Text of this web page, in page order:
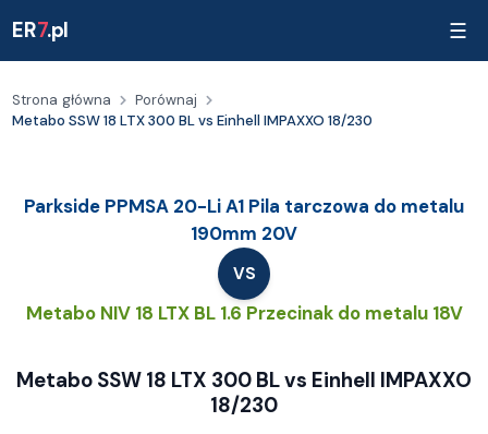
ER7.pl ☰
Strona główna
Porównaj
Metabo SSW 18 LTX 300 BL vs Einhell IMPAXXO 18/230
Parkside PPMSA 20-Li A1 Pila tarczowa do metalu
190mm 20V
VS
Metabo NIV 18 LTX BL 1.6 Przecinak do metalu 18V
Metabo SSW 18 LTX 300 BL vs Einhell IMPAXXO
18/230